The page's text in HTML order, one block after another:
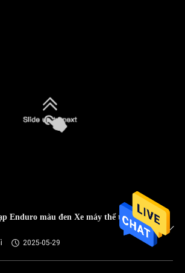
Enduro màu đen Xe máy thể thao kép
2025-05-29